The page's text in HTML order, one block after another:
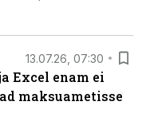
13.07.26, 07:30
Excel enam ei
maksuametisse